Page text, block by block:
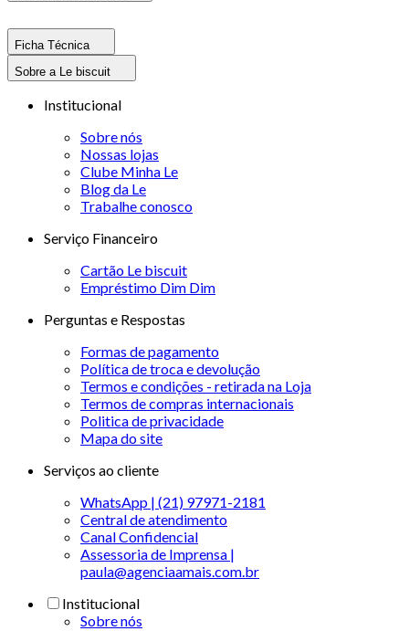
Ficha Técnica
Sobre a Le biscuit
Institucional
Sobre nós
Nossas lojas
Clube Minha Le
Blog da Le
Trabalhe conosco
Serviço Financeiro
Cartão Le biscuit
Empréstimo Dim Dim
Perguntas e Respostas
Formas de pagamento
Política de troca e devolução
Termos e condições - retirada na Loja
Termos de compras internacionais
Politica de privacidade
Mapa do site
Serviços ao cliente
WhatsApp | (21) 97971-2181
Central de atendimento
Canal Confidencial
Assessoria de Imprensa |
paula@agenciaamais.com.br
Institucional
Sobre nós